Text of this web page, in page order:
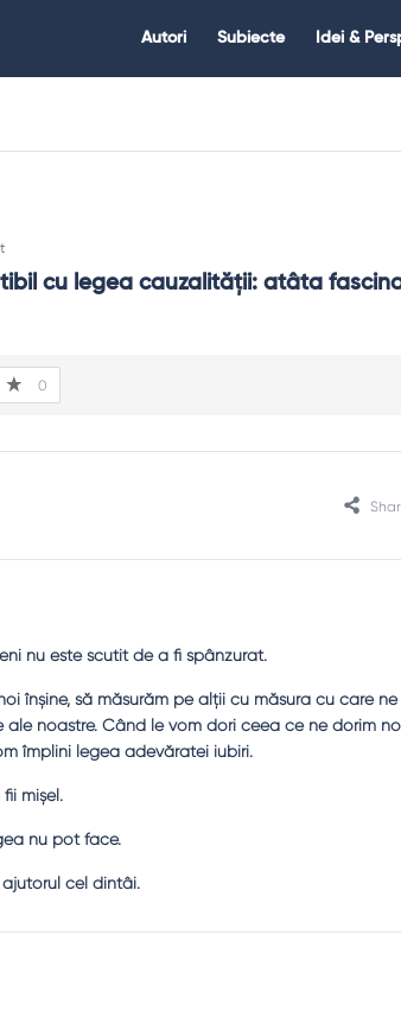
Citate.ro
Autori Subiecte Idei &
cu legea cauzalităţii: atâta
0
nu este scutit de a fi spânzurat.
înşine, să măsurăm pe alţii cu măsura cu care
ale noastre. Când le vom dori ceea ce ne dorim
împlini legea adevăratei iubiri.
mişel.
nu pot face.
cel dintâi.